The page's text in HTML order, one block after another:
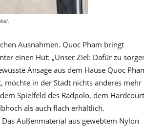
Ausnahmen. Quoc Pham bringt
einen Hut: „Unser Ziel: Dafür zu
Ansage aus dem Hause Quoc
möchte in der Stadt nichts anderes mehr
Spielfeld des Radpolo, dem
als auch flach erhältlich.
Außenmaterial aus gewebtem Nylon